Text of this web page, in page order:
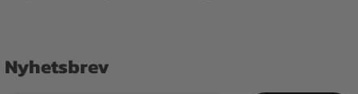
Nyhetsbrev